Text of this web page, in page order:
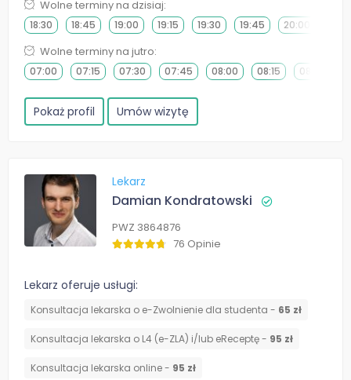
Wolne terminy na dzisiaj:
18:30 18:45 19:00 19:15 19:30 19:45 20:00
Wolne terminy na jutro:
07:00 07:15 07:30 07:45 08:00 08:15 08:30
Pokaż profil Umów wizytę
Lekarz
Damian Kondratowski
PWZ 3864876
76 Opinie
Lekarz oferuje usługi:
Konsultacja lekarska o e-Zwolnienie dla studenta - 65 zł
Konsultacja lekarska o L4 (e-ZLA) i/lub eReceptę - 95 zł
Konsultacja lekarska online - 95 zł